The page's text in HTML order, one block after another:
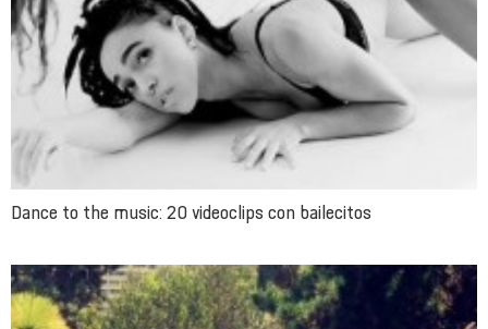
Dance to the music: 20 videoclips con bailecitos